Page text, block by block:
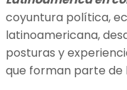
coyuntura política,
latinoamericana,
posturas y
que forman parte de